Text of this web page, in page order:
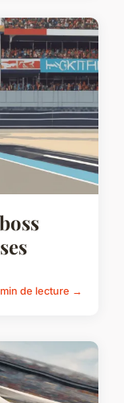
min de lecture →